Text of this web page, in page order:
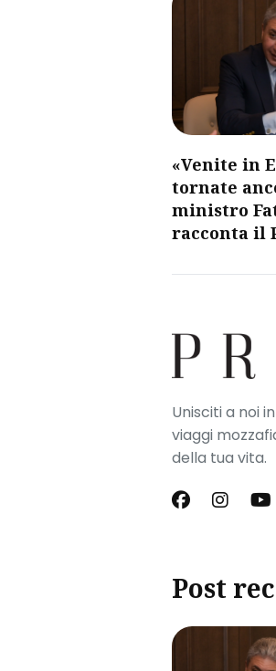
«Venite in
tornate
ministro
racconta il
Unisciti a noi
viaggi
della tua vita.
Post